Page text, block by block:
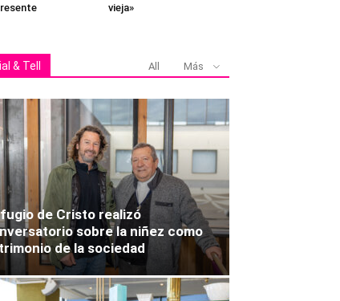
vieja»
& Tell All Más
de Cristo realizó
sobre la niñez como
de la sociedad